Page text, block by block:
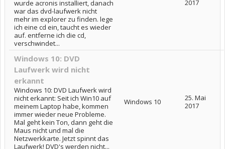
wurde acronis installiert, danach
war das dvd-laufwerk nicht
mehr im explorer zu finden. lege
ich eine cd ein, taucht es wieder
auf. entferne ich die cd,
verschwindet...
2017
Windows 10: DVD
Laufwerk wird nicht
erkannt
Windows 10: DVD Laufwerk wird
nicht erkannt: Seit ich Win10 auf
meinem Laptop habe, kommen
immer wieder neue Probleme.
Mal geht kein Ton, dann geht die
Maus nicht und mal die
Netzwerkkarte. Jetzt spinnt das
Laufwerk! DVD's werden nicht...
Windows 10
25. Mai
2017